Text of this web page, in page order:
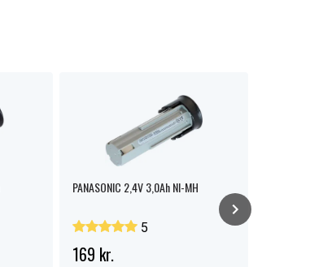
PANASONIC 2,4V 3,0Ah NI-MH
5
169 kr.